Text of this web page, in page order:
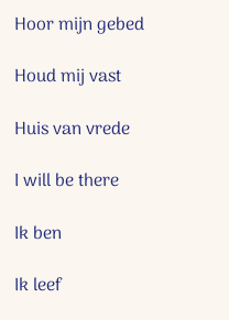
Hoor mijn gebed
Houd mij vast
Huis van vrede
I will be there
Ik ben
Ik leef